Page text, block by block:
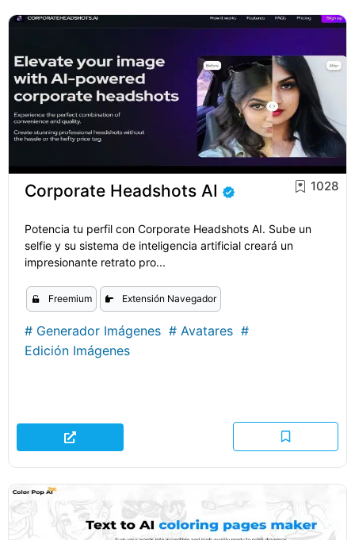
Corporate Headshots AI 1028
Potencia tu perfil con Corporate Headshots AI. Sube un
selfie y su sistema de inteligencia artificial creará un
impresionante retrato pro...
Freemium Extensión Navegador
# Generador Imágenes # Avatares #
Edición Imágenes